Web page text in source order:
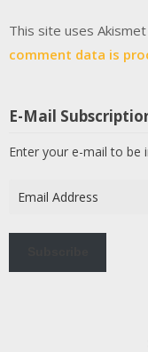
This site uses
comment data is
E-Mail
Enter your e-mail to be
Address